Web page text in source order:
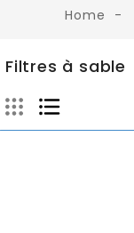
Home
Filtres à sable